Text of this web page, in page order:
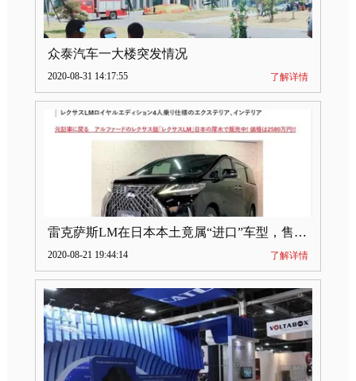
众泰汽车一大楼突发情况
2020-08-31 14:17:55 了解详情
雷克萨斯LM在日本本土竟属“进口”车型，售价2580万日元
2020-08-21 19:44:14 了解详情